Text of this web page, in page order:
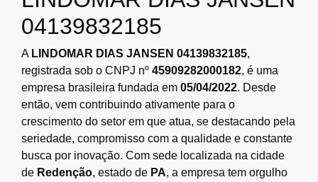
04139832185
A LINDOMAR DIAS JANSEN 04139832185,
registrada sob o CNPJ nº 45909282000182, é uma
empresa brasileira fundada em 05/04/2022. Desde
então, vem contribuindo ativamente para o
crescimento do setor em que atua, se destacando pela
seriedade, compromisso com a qualidade e constante
busca por inovação. Com sede localizada na cidade
de Redenção, estado de PA, a empresa tem orgulho